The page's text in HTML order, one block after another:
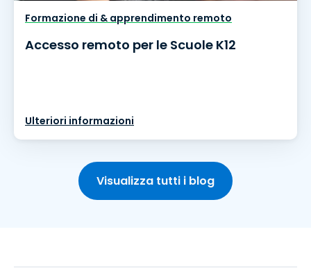
Formazione di & apprendimento remoto
Accesso remoto per le Scuole K12
Ulteriori informazioni
Visualizza tutti i blog